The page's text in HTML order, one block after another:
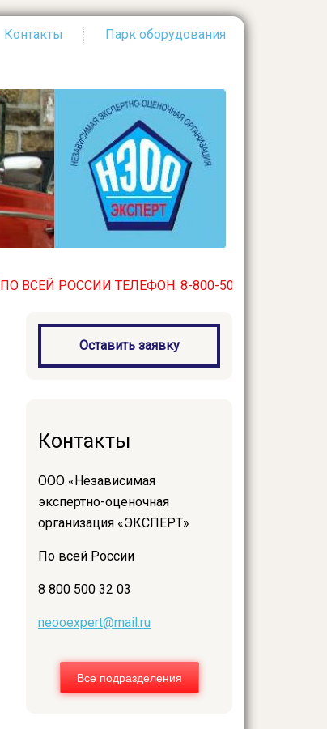
Контакты Парк оборудования
ТЕЛЕФОН: 8-800-500-32-03. БЕСПЛАТНЫЙ
Оставить заявку
Контакты
ООО «Независимая
экспертно-оценочная
организация «ЭКСПЕРТ»
По всей России
8 800 500 32 03
neooexpert@mail.ru
Все подразделения